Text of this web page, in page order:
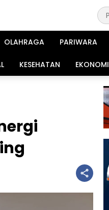
OLAHRAGA PARIWARA
KESEHATAN EKONOMI